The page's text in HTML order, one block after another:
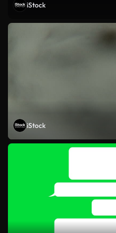
iStock
iStock